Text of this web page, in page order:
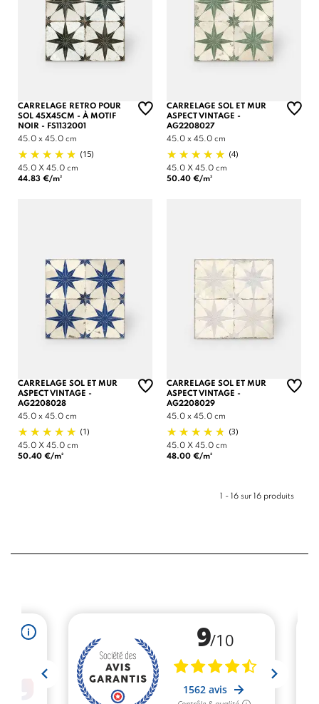
CARRELAGE RETRO POUR
SOL 45X45CM - À MOTIF
NOIR - FS1132001
45.0 x 45.0 cm
(15)
45.0 X 45.0 cm
44.83 €/m²
CARRELAGE SOL ET MUR
ASPECT VINTAGE -
AG2208027
45.0 x 45.0 cm
(4)
45.0 X 45.0 cm
50.40 €/m²
CARRELAGE SOL ET MUR
ASPECT VINTAGE -
AG2208028
45.0 x 45.0 cm
(1)
45.0 X 45.0 cm
50.40 €/m²
CARRELAGE SOL ET MUR
ASPECT VINTAGE -
AG2208029
45.0 x 45.0 cm
(3)
45.0 X 45.0 cm
48.00 €/m²
1 - 16 sur 16 produits